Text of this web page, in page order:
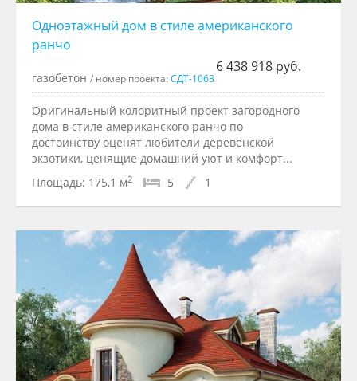
Одноэтажный дом в стиле американского
ранчо
6 438 918 руб.
газобетон / номер проекта:СДТ-1063
Оригинальный колоритный проект загородного
дома в стиле американского ранчо по
достоинству оценят любители деревенской
экзотики, ценящие домашний уют и комфорт...
Площадь: 175,1 м2 5 1